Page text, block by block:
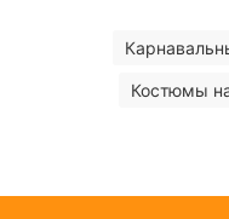
Костюмы